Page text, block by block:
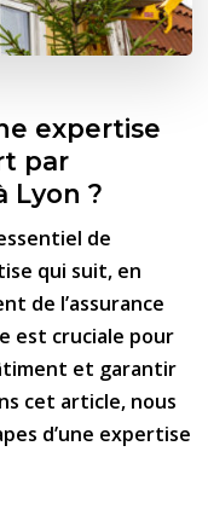
expertise
par
Lyon ?
de
qui suit, en
de l’assurance
est cruciale pour
et garantir
cet article, nous
d’une expertise